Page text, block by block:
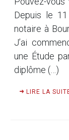
Depuis le
notaire à
J’ai
une Étude
diplôme (…)
LIRE LA